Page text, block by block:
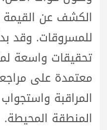
الكشف عن القيمة
للمسروقات. وقد
تحقيقات واسعة
معتمدة على
المراقبة
المنطقة المحيطة.